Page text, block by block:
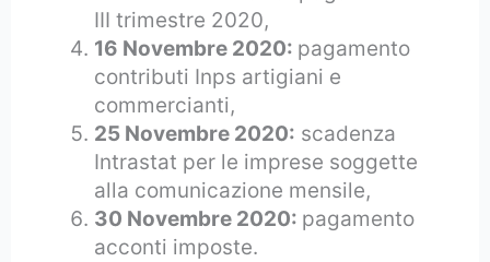
III trimestre 2020,
16 Novembre 2020: pagamento
contributi Inps artigiani e
commercianti,
25 Novembre 2020: scadenza
Intrastat per le imprese soggette
alla comunicazione mensile,
30 Novembre 2020: pagamento
acconti imposte.